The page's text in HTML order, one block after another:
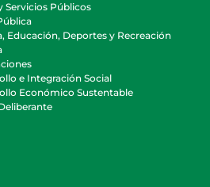
Servicios Públicos
Educación, Deportes y Recreación
e Integración Social
Económico Sustentable